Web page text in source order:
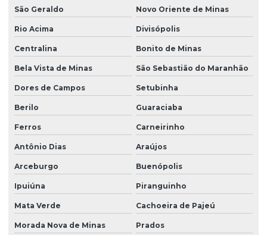
São Geraldo Novo Oriente de Minas
Rio Acima Divisópolis
Centralina Bonito de Minas
Bela Vista de Minas São Sebastião do Maranhão
Dores de Campos Setubinha
Berilo Guaraciaba
Ferros Carneirinho
Antônio Dias Araújos
Arceburgo Buenópolis
Ipuiúna Piranguinho
Mata Verde Cachoeira de Pajeú
Morada Nova de Minas Prados